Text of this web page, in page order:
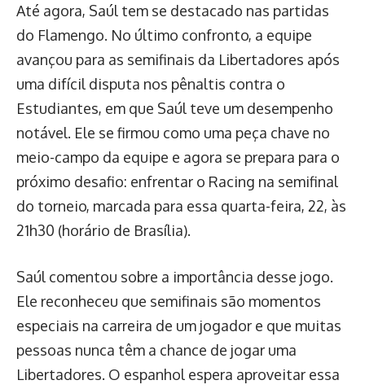
Até agora, Saúl tem se destacado nas partidas
do Flamengo. No último confronto, a equipe
avançou para as semifinais da Libertadores após
uma difícil disputa nos pênaltis contra o
Estudiantes, em que Saúl teve um desempenho
notável. Ele se firmou como uma peça chave no
meio-campo da equipe e agora se prepara para o
próximo desafio: enfrentar o Racing na semifinal
do torneio, marcada para essa quarta-feira, 22, às
21h30 (horário de Brasília).
Saúl comentou sobre a importância desse jogo.
Ele reconheceu que semifinais são momentos
especiais na carreira de um jogador e que muitas
pessoas nunca têm a chance de jogar uma
Libertadores. O espanhol espera aproveitar essa